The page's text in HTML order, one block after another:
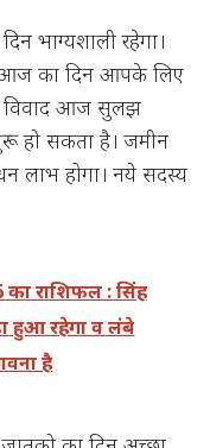
भाग्यशाली रहेगा।
आज का दिन आपके लिए
विवाद आज सुलझ
हो सकता है। जमीन
लाभ होगा। नये सदस्य
राशिफल : सिंह
हुआ रहेगा व लंबे
है